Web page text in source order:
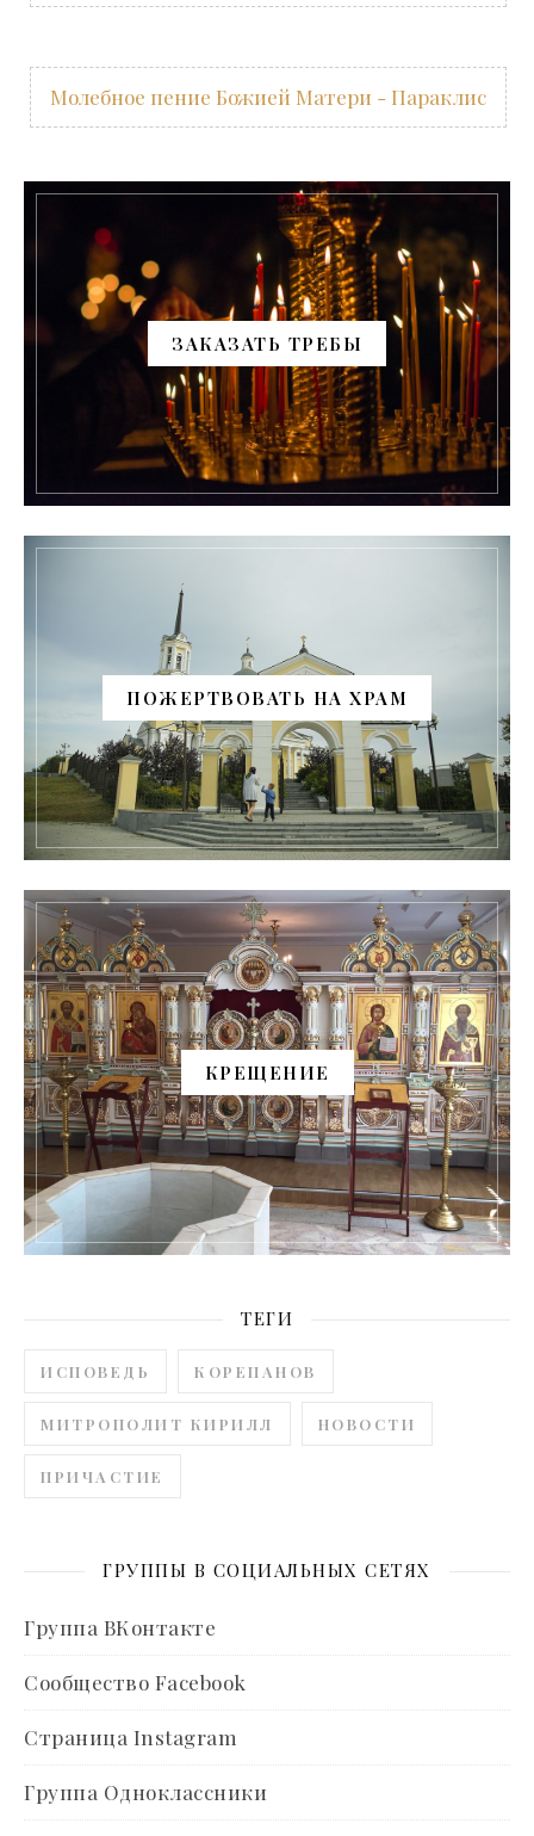
Молебное пение Божией Матери - Параклис
ЗАКАЗАТЬ ТРЕБЫ
ПОЖЕРТВОВАТЬ НА ХРАМ
КРЕЩЕНИЕ
ТЕГИ
ИСПОВЕДЬ КОРЕПАНОВ
МИТРОПОЛИТ КИРИЛЛ НОВОСТИ
ПРИЧАСТИЕ
ГРУППЫ В СОЦИАЛЬНЫХ СЕТЯХ
Группа ВКонтакте
Сообщество Facebook
Страница Instagram
Группа Одноклассники